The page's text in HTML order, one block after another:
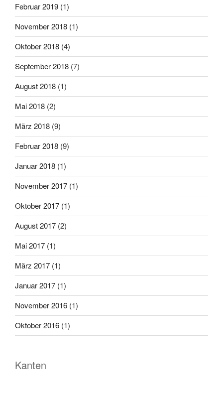
Februar 2019 (1)
November 2018 (1)
Oktober 2018 (4)
September 2018 (7)
August 2018 (1)
Mai 2018 (2)
März 2018 (9)
Februar 2018 (9)
Januar 2018 (1)
November 2017 (1)
Oktober 2017 (1)
August 2017 (2)
Mai 2017 (1)
März 2017 (1)
Januar 2017 (1)
November 2016 (1)
Oktober 2016 (1)
Kanten